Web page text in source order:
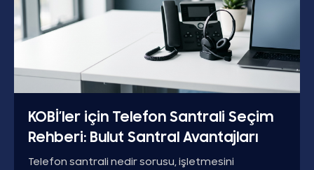
KOBİ’ler için Telefon Santrali Seçim
Rehberi: Bulut Santral Avantajları
Telefon santrali nedir sorusu, işletmesini